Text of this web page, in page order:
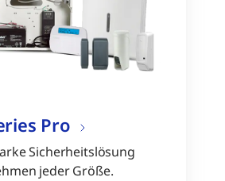
Pro
Sicherheitslösung
jeder Größe.